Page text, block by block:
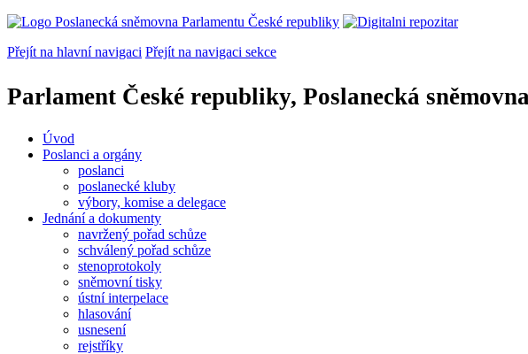
Přejít na hlavní navigaci Přejít na navigaci sekce
Parlament České republiky, Poslanecká sněmovna
Úvod
Poslanci a orgány
poslanci
poslanecké kluby
výbory, komise a delegace
Jednání a dokumenty
navržený pořad schůze
schválený pořad schůze
stenoprotokoly
sněmovní tisky
ústní interpelace
hlasování
usnesení
rejstříky